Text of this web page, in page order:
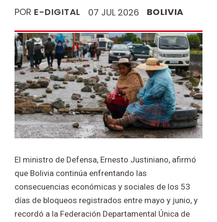
POR E-DIGITAL 07 JUL 2026 BOLIVIA
El ministro de Defensa, Ernesto Justiniano, afirmó
que Bolivia continúa enfrentando las
consecuencias económicas y sociales de los 53
días de bloqueos registrados entre mayo y junio, y
recordó a la Federación Departamental Única de